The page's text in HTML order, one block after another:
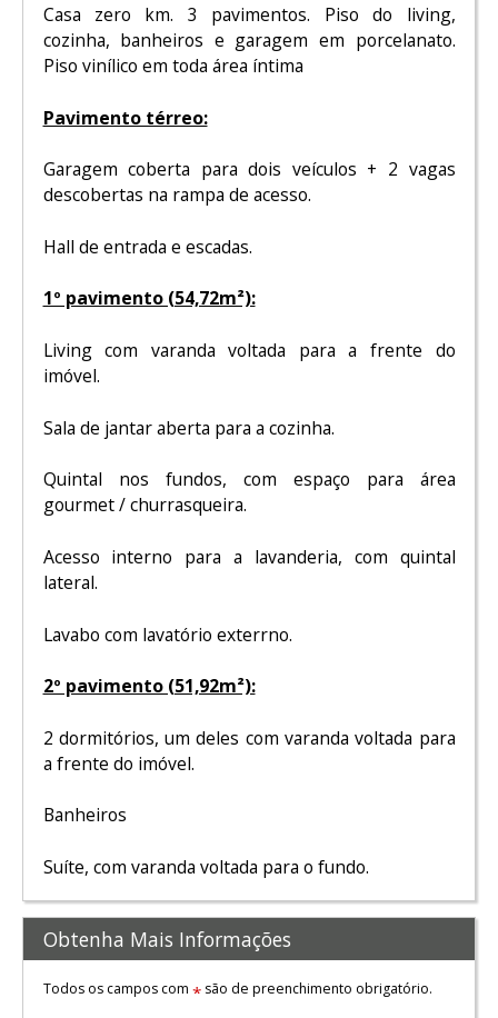
Casa zero km. 3 pavimentos. Piso do living,
cozinha, banheiros e garagem em porcelanato.
Piso vinílico em toda área íntima
Pavimento térreo:
Garagem coberta para dois veículos + 2 vagas
descobertas na rampa de acesso.
Hall de entrada e escadas.
1º pavimento (54,72m²):
Living com varanda voltada para a frente do
imóvel.
Sala de jantar aberta para a cozinha.
Quintal nos fundos, com espaço para área
gourmet / churrasqueira.
Acesso interno para a lavanderia, com quintal
lateral.
Lavabo com lavatório exterrno.
2º pavimento (51,92m²):
2 dormitórios, um deles com varanda voltada para
a frente do imóvel.
Banheiros
Suíte, com varanda voltada para o fundo.
Obtenha Mais Informações
Todos os campos com *são de preenchimento obrigatório.